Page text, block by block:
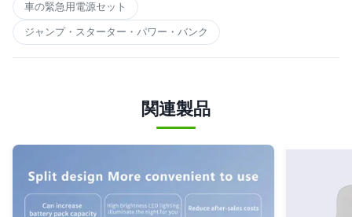
車の緊急用電源セット
ジャンプ・スターター・パワー・バンク
関連製品